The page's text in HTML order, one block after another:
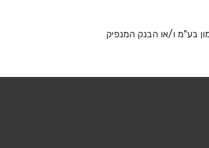
בע"מ ו/או הבנק המנפיק